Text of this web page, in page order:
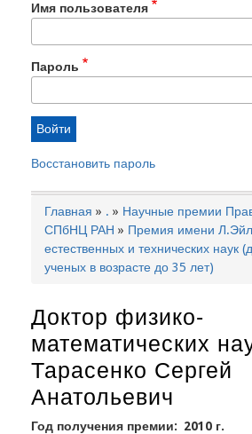
Имя пользователя
Пароль
Восстановить пароль
Строка
навигации
Главная .
Научные премии
СПбНЦ РАН
Премия имени
естественных и технических наук
ученых в возрасте до 35 лет)
Доктор физико-
математических
Тарасенко Сергей
Анатольевич
Год получения премии
2010 г.